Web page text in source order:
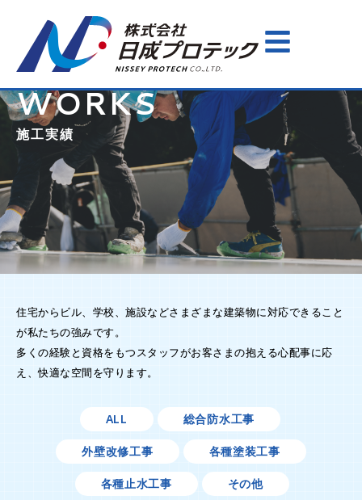
WORKS
施工実績
住宅からビル、学校、施設などさまざまな建築物に対応できること
が私たちの強みです。
多くの経験と資格をもつスタッフがお客さまの抱える心配事に応
え、快適な空間を守ります。
ALL 総合防水工事
外壁改修工事 各種塗装工事
各種止水工事 その他